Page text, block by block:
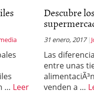
29/06/2026
empresa online vs
afrontar una baja
2026
… Leer
Descubre los
31 enero, 2017
Las
entre unas
venden a …